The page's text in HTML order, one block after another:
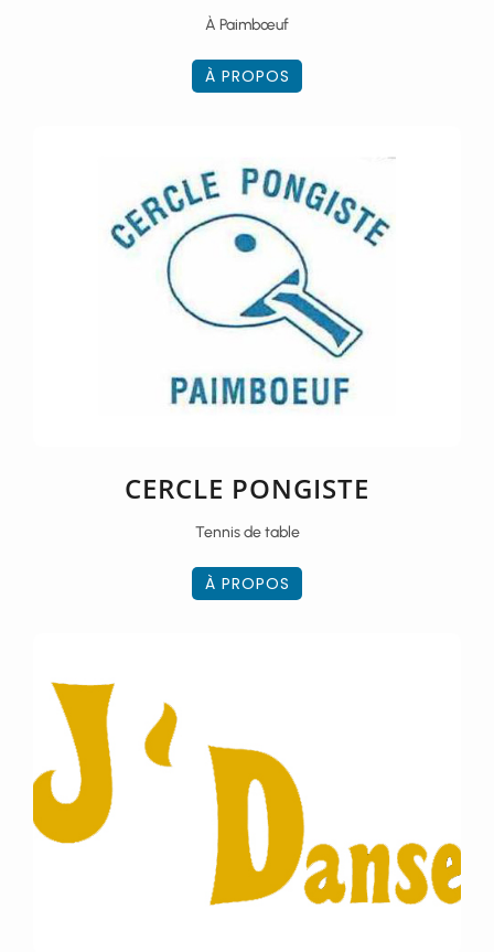
À Paimbœuf
À PROPOS
CERCLE PONGISTE
Tennis de table
À PROPOS